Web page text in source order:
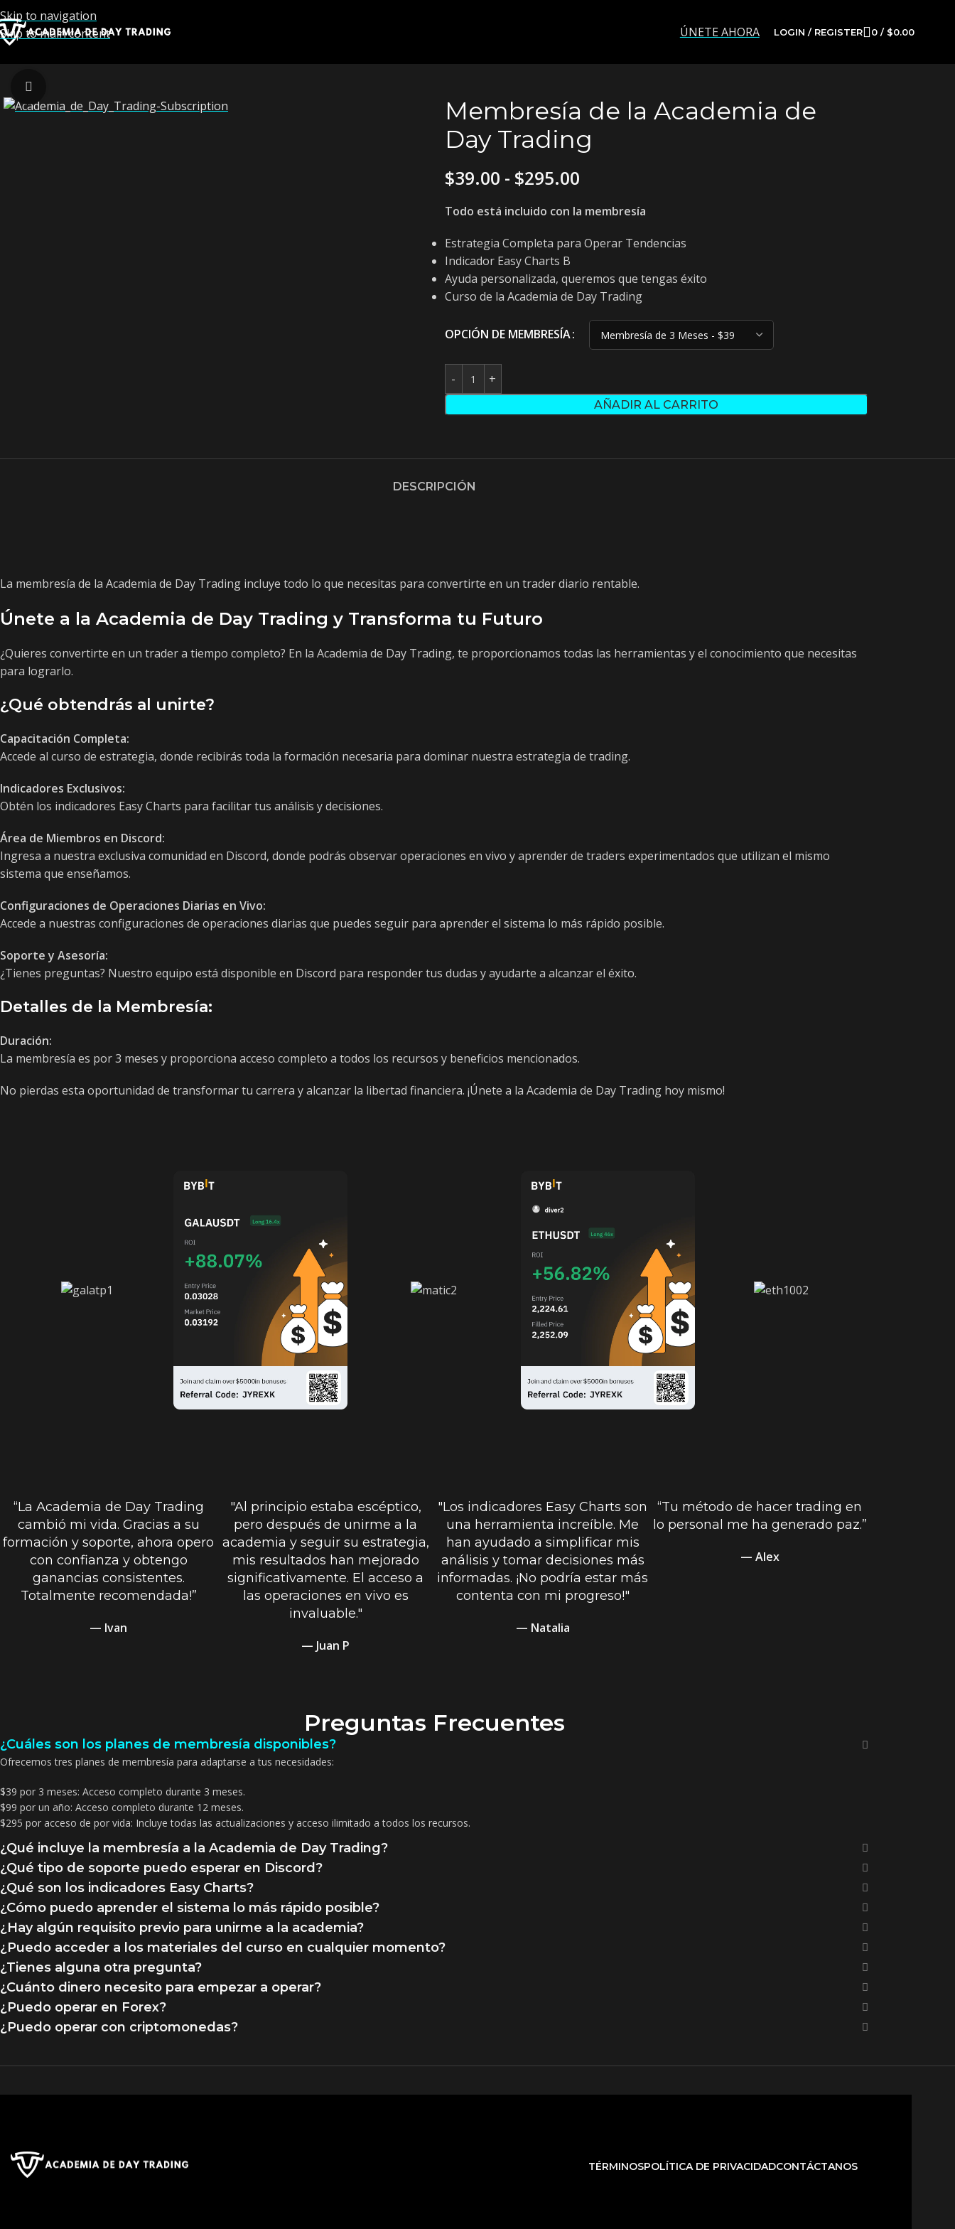
Skip to navigation
Skip to main content
ÚNETE AHORA LOGIN / REGISTER 0 / $0.00
Membresía de la Academia de
Day Trading
$39.00 - $295.00
Todo está incluido con la membresía
Estrategia Completa para Operar Tendencias
Indicador Easy Charts B
Ayuda personalizada, queremos que tengas éxito
Curso de la Academia de Day Trading
OPCIÓN DE MEMBRESÍA
AÑADIR AL CARRITO
DESCRIPCIÓN
La membresía de la Academia de Day Trading incluye todo lo que necesitas para convertirte en un trader diario rentable.
Únete a la Academia de Day Trading y Transforma tu Futuro
¿Quieres convertirte en un trader a tiempo completo? En la Academia de Day Trading, te proporcionamos todas las herramientas y el conocimiento que necesitas
para lograrlo.
¿Qué obtendrás al unirte?
Capacitación Completa:
Accede al curso de estrategia, donde recibirás toda la formación necesaria para dominar nuestra estrategia de trading.
Indicadores Exclusivos:
Obtén los indicadores Easy Charts para facilitar tus análisis y decisiones.
Área de Miembros en Discord:
Ingresa a nuestra exclusiva comunidad en Discord, donde podrás observar operaciones en vivo y aprender de traders experimentados que utilizan el mismo
sistema que enseñamos.
Configuraciones de Operaciones Diarias en Vivo:
Accede a nuestras configuraciones de operaciones diarias que puedes seguir para aprender el sistema lo más rápido posible.
Soporte y Asesoría:
¿Tienes preguntas? Nuestro equipo está disponible en Discord para responder tus dudas y ayudarte a alcanzar el éxito.
Detalles de la Membresía:
Duración:
La membresía es por 3 meses y proporciona acceso completo a todos los recursos y beneficios mencionados.
No pierdas esta oportunidad de transformar tu carrera y alcanzar la libertad financiera. ¡Únete a la Academia de Day Trading hoy mismo!
“La Academia de Day Trading
cambió mi vida. Gracias a su
formación y soporte, ahora opero
con confianza y obtengo
ganancias consistentes.
Totalmente recomendada!”
— Ivan
"Al principio estaba escéptico,
pero después de unirme a la
academia y seguir su estrategia,
mis resultados han mejorado
significativamente. El acceso a
las operaciones en vivo es
invaluable."
— Juan P
"Los indicadores Easy Charts son
una herramienta increíble. Me
han ayudado a simplificar mis
análisis y tomar decisiones más
informadas. ¡No podría estar más
contenta con mi progreso!"
— Natalia
“Tu método de hacer trading en
lo personal me ha generado paz.”
— Alex
Preguntas Frecuentes
¿Cuáles son los planes de membresía disponibles?
Ofrecemos tres planes de membresía para adaptarse a tus necesidades:
$39 por 3 meses: Acceso completo durante 3 meses.
$99 por un año: Acceso completo durante 12 meses.
$295 por acceso de por vida: Incluye todas las actualizaciones y acceso ilimitado a todos los recursos.
¿Qué incluye la membresía a la Academia de Day Trading?
¿Qué tipo de soporte puedo esperar en Discord?
¿Qué son los indicadores Easy Charts?
¿Cómo puedo aprender el sistema lo más rápido posible?
¿Hay algún requisito previo para unirme a la academia?
¿Puedo acceder a los materiales del curso en cualquier momento?
¿Tienes alguna otra pregunta?
¿Cuánto dinero necesito para empezar a operar?
¿Puedo operar en Forex?
¿Puedo operar con criptomonedas?
TÉRMINOSPOLÍTICA DE PRIVACIDADCONTÁCTANOS